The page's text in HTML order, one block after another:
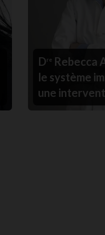
Dre Rebecca
le système
une